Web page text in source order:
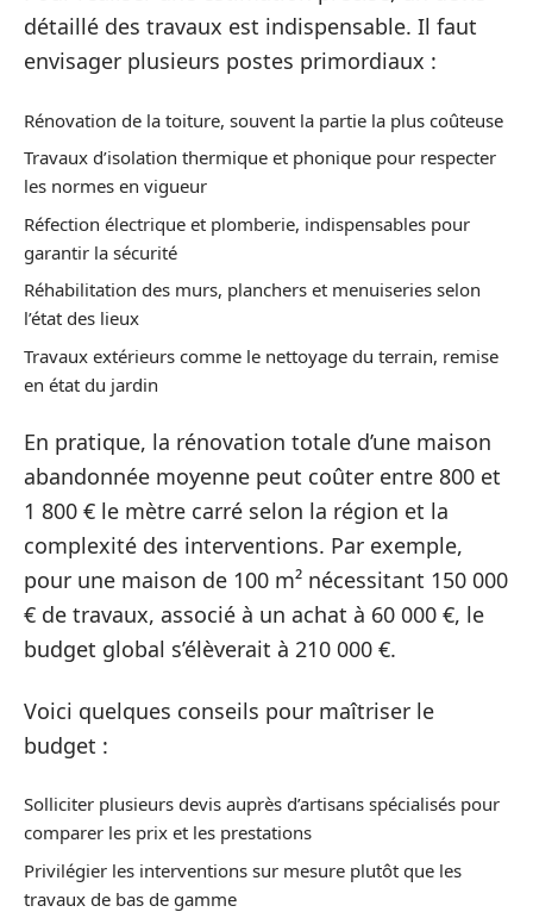
détaillé des travaux est indispensable. Il faut
envisager plusieurs postes primordiaux :
Rénovation de la toiture, souvent la partie la plus coûteuse
Travaux d’isolation thermique et phonique pour respecter
les normes en vigueur
Réfection électrique et plomberie, indispensables pour
garantir la sécurité
Réhabilitation des murs, planchers et menuiseries selon
l’état des lieux
Travaux extérieurs comme le nettoyage du terrain, remise
en état du jardin
En pratique, la rénovation totale d’une maison
abandonnée moyenne peut coûter entre 800 et
1 800 € le mètre carré selon la région et la
complexité des interventions. Par exemple,
pour une maison de 100 m² nécessitant 150 000
€ de travaux, associé à un achat à 60 000 €, le
budget global s’élèverait à 210 000 €.
Voici quelques conseils pour maîtriser le
budget :
Solliciter plusieurs devis auprès d’artisans spécialisés pour
comparer les prix et les prestations
Privilégier les interventions sur mesure plutôt que les
travaux de bas de gamme